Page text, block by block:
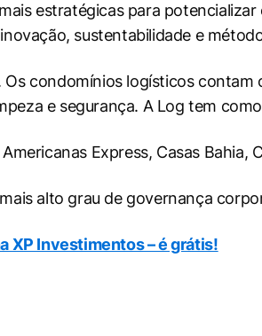
estratégicas para
sustentabilidade e
condomínios logísticos
e segurança. A Log tem
Express, Casas Bahia,
alto grau de governança
XP Investimentos – é grátis!